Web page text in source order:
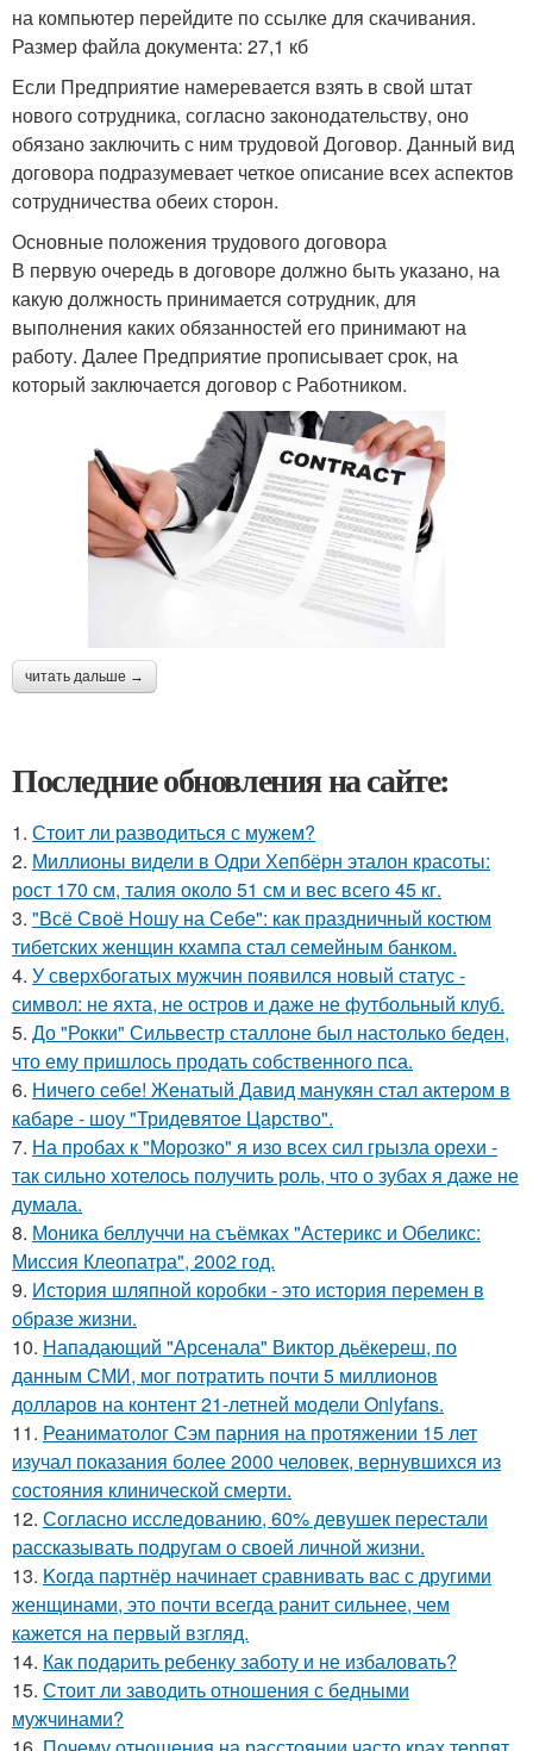
на компьютер перейдите по ссылке для скачивания.
Размер файла документа: 27,1 кб
Если Предприятие намеревается взять в свой штат
нового сотрудника, согласно законодательству, оно
обязано заключить с ним трудовой Договор. Данный вид
договора подразумевает четкое описание всех аспектов
сотрудничества обеих сторон.
Основные положения трудового договора
В первую очередь в договоре должно быть указано, на
какую должность принимается сотрудник, для
выполнения каких обязанностей его принимают на
работу. Далее Предприятие прописывает срок, на
который заключается договор с Работником.
читать дальше →
Последние обновления на сайте:
1. Стоит ли разводиться с мужем?
2. Миллионы видели в Одри Хепбёрн эталон красоты:
рост 170 см, талия около 51 см и вес всего 45 кг.
3. "Всё Своё Ношу на Себе": как праздничный костюм
тибетских женщин кхампа стал семейным банком.
4. У сверхбогатых мужчин появился новый статус -
символ: не яхта, не остров и даже не футбольный клуб.
5. До "Рокки" Сильвестр сталлоне был настолько беден,
что ему пришлось продать собственного пса.
6. Ничего себе! Женатый Давид манукян стал актером в
кабаре - шоу "Тридевятое Царство".
7. На пробах к "Морозко" я изо всех сил грызла орехи -
так сильно хотелось получить роль, что о зубах я даже не
думала.
8. Моника беллуччи на съёмках "Астерикс и Обеликс:
Миссия Клеопатра", 2002 год.
9. История шляпной коробки - это история перемен в
образе жизни.
10. Нападающий "Арсенала" Виктор дьёкереш, по
данным СМИ, мог потратить почти 5 миллионов
долларов на контент 21-летней модели Onlyfans.
11. Реаниматолог Сэм парния на протяжении 15 лет
изучал показания более 2000 человек, вернувшихся из
состояния клинической смерти.
12. Согласно исследованию, 60% девушек перестали
рассказывать подругам о своей личной жизни.
13. Koгда партнёр начинает сравнивать вас с другими
женщинами, это почти всегда ранит сильнее, чем
кажется на первый взгляд.
14. Как подapить ребенку заботу и не избаловать?
15. Стоит ли заводить отношения с бедными
мужчинами?